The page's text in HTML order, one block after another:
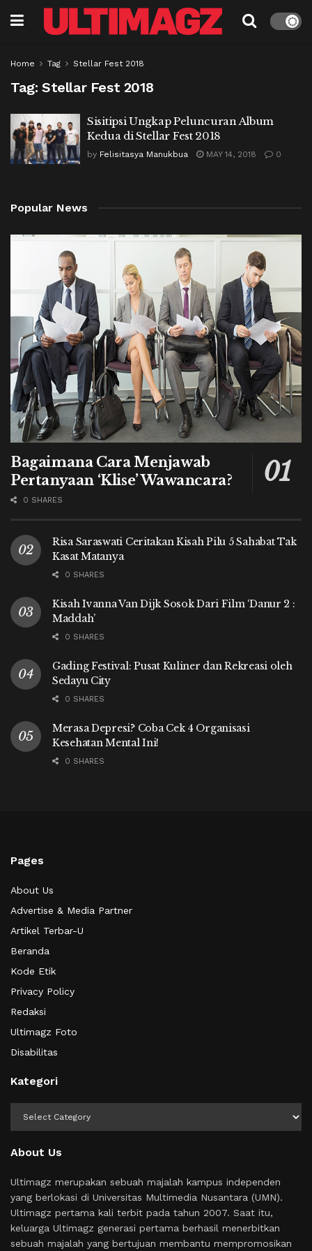
Home Tag Stellar Fest 2018
Tag: Stellar Fest 2018
Sisitipsi Ungkap Peluncuran Album
Kedua di Stellar Fest 2018
by Felisitasya Manukbua MAY 14, 2018 0
Popular News
Bagaimana Cara Menjawab
Pertanyaan ‘Klise’ Wawancara?
0 SHARES
Risa Saraswati Ceritakan Kisah Pilu 5 Sahabat Tak
Kasat Matanya
0 SHARES
Kisah Ivanna Van Dijk Sosok Dari Film ‘Danur 2 :
Maddah’
0 SHARES
Gading Festival: Pusat Kuliner dan Rekreasi oleh
Sedayu City
0 SHARES
Merasa Depresi? Coba Cek 4 Organisasi
Kesehatan Mental Ini!
0 SHARES
Pages
About Us
Advertise & Media Partner
Artikel Terbar-U
Beranda
Kode Etik
Privacy Policy
Redaksi
Ultimagz Foto
Disabilitas
Kategori
About Us
Ultimagz merupakan sebuah majalah kampus independen
yang berlokasi di Universitas Multimedia Nusantara (UMN).
Ultimagz pertama kali terbit pada tahun 2007. Saat itu,
keluarga Ultimagz generasi pertama berhasil menerbitkan
sebuah majalah yang bertujuan membantu mempromosikan